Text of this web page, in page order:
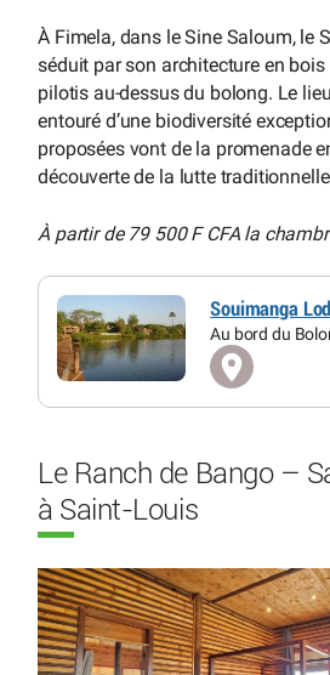
À Fimela, dans le Sine Saloum, le
séduit par son architecture en
pilotis au-dessus du bolong. Le
entouré d’une biodiversité
proposées vont de la promenade
découverte de la lutte traditionnelle
À partir de 79 500 F CFA la
Souimanga
Au bord du
Le Ranch de Bango –
à Saint-Louis